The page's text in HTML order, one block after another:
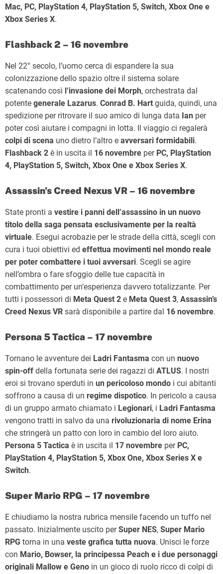
Mac, PC, PlayStation 4, PlayStation 5, Switch, Xbox One e
Xbox Series X.
Flashback 2 – 16 novembre
Nel 22° secolo, l’uomo cerca di espandere la sua
colonizzazione dello spazio oltre il sistema solare
scatenando così l’invasione dei Morph, orchestrata dal
potente generale Lazarus. Conrad B. Hart guida, quindi, una
spedizione per ritrovare il suo amico di lunga data Ian per
poter così aiutare i compagni in lotta. Il viaggio ci regalerà
colpi di scena uno dietro l’altro e avversari formidabili.
Flashback 2 è in uscita il 16 novembre per PC, PlayStation
4, PlayStation 5, Switch, Xbox One e Xbox Series X.
Assassin’s Creed Nexus VR – 16 novembre
State pronti a vestire i panni dell’assassino in un nuovo
titolo della saga pensata esclusivamente per la realtà
virtuale. Esegui acrobazie per le strade della città, scegli con
cura i tuoi obiettivi ed effettua movimenti nel mondo reale
per poter combattere i tuoi avversari. Scegli se agire
nell’ombra o fare sfoggio delle tue capacità in
combattimento per un’esperienza davvero totalizzante. Per
tutti i possessori di Meta Quest 2 e Meta Quest 3, Assassin’s
Creed Nexus VR sarà disponibile a partire dal 16 novembre.
Persona 5 Tactica – 17 novembre
Tornano le avventure dei Ladri Fantasma con un nuovo
spin-off della fortunata serie dei ragazzi di ATLUS. I nostri
eroi si trovano sperduti in un pericoloso mondo i cui abitanti
soffrono a causa di un regime dispotico. In pericolo a causa
di un gruppo armato chiamato i Legionari, i Ladri Fantasma
vengono tratti in salvo da una rivoluzionaria di nome Erina
che stringerà un patto con loro in cambio del loro aiuto.
Persona 5 Tactica è in uscita il 17 novembre per PC,
PlayStation 4, PlayStation 5, Xbox One, Xbox Series X e
Switch.
Super Mario RPG – 17 novembre
E chiudiamo la nostra rubrica mensile facendo un tuffo nel
passato. Inizialmente uscito perSuper NES, Super Mario
RPG torna in una veste grafica tutta nuova. Unisci le forze
con Mario, Bowser, la principessa Peach e i due personaggi
originali Mallow e Geno in un gioco di ruolo ricco di colpi di